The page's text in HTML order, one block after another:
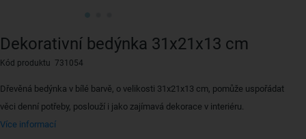
Dekorativní bedýnka 31x21x13 cm
Kód produktu 731054
Dřevěná bedýnka v bílé barvě, o velikosti 31x21x13 cm, pomůže uspořádat
věci denní potřeby, poslouží i jako zajímavá dekorace v interiéru.
Více informací